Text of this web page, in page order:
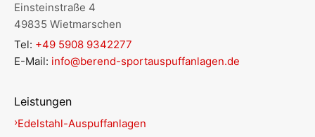
Einsteinstraße 4
49835 Wietmarschen
Tel: +49 5908 9342277
E-Mail: info@berend-sportauspuffanlagen.de
Leistungen
Edelstahl-Auspuffanlagen